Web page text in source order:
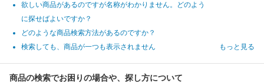
欲しい商品があるのですが名称がわかりません。どのよう
に探せばよいですか？
どのような商品検索方法があるのですか？
検索しても、商品が一つも表示されません
もっと見る
商品の検索でお困りの場合や、探し方について